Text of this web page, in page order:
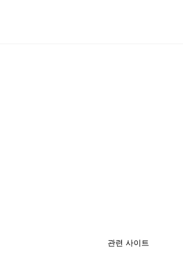
관련 사이트